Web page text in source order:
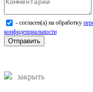
- согласен(а) на обработку
конфиденциальности
Отправить
закрыть